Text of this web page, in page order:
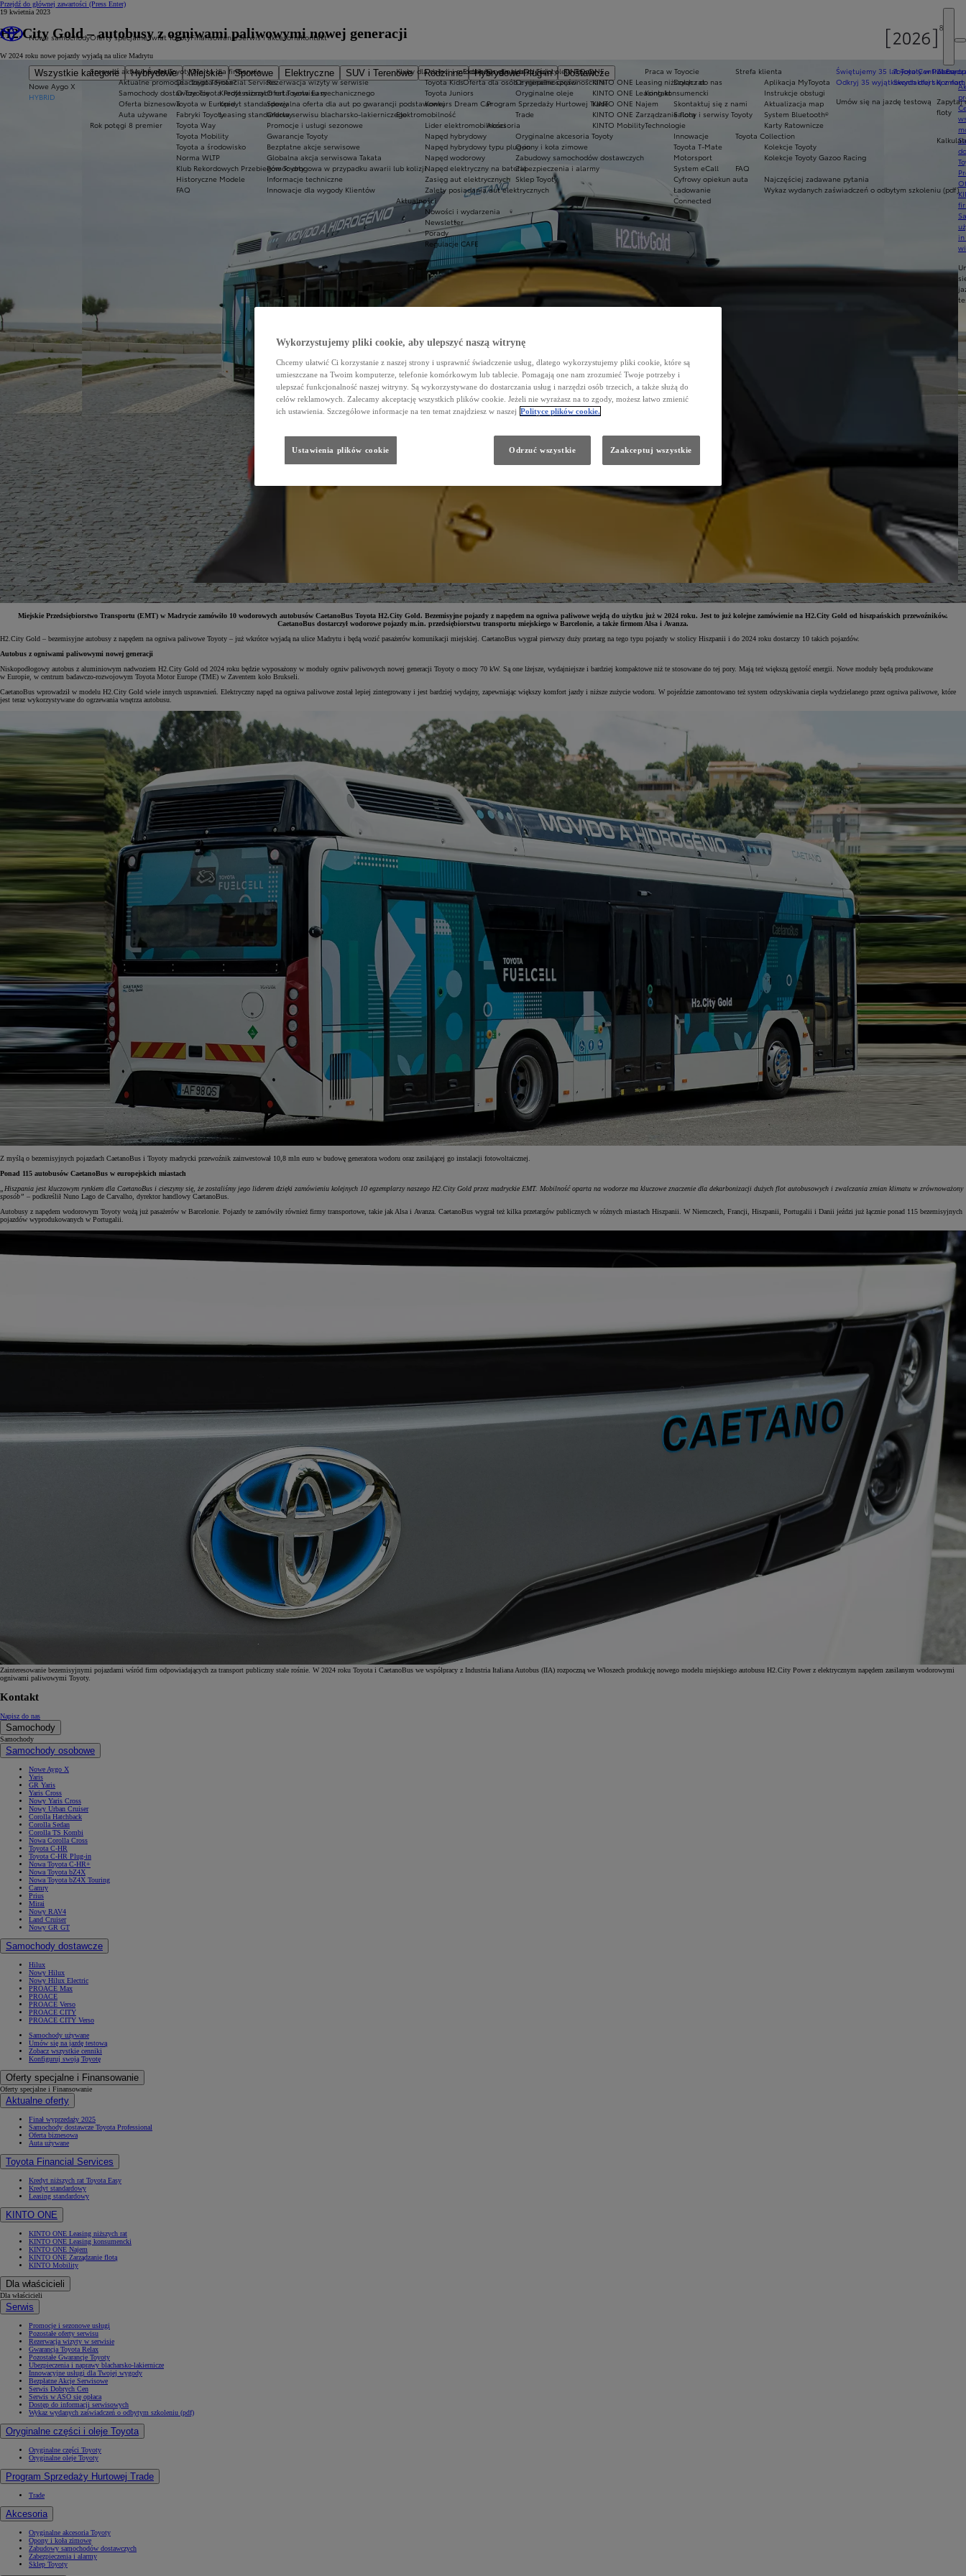
Przejdź do głównej zawartości (Press Enter)
Nowe samochody
Wszystkie kategorie Hybrydowe Miejskie Sportowe Elektryczne SUV i Terenowe Rodzinne Hybrydowe Plug-in
Dostawcze
Nowe Aygo X
HYBRID
Od81 900 zł
Yaris Cross
HYBRID
Od
Corolla Hatchback
HYBRID
Oferty specjalne
Sprawdź aktualne oferty
Aktualne promocje
Samochody dostawcze Toyota Professional
Oferta biznesowa
Auta używane
Rok potęgi 8 premier
Ekobonus dla hybryd Toyoty
Oferta dla osób z niepełnosprawnościami
Świętujemy 35 lat Toyoty w Polsce
Odkryj 35 wyjątkowych ofert
Umów się na jazdę testową
Świat Toyoty
Świat Toyoty
Dlaczego Toyota?
O Toyocie
Toyota w Europie
Fabryki Toyoty
Toyota Way
Toyota Mobility
Toyota a środowisko
Norma WLTP
Klub Rekordowych Przebiegów Toyoty
Historyczne Modele
FAQ
Kluby dla dzieci i młodzieży
Toyota Kids
Toyota Juniors
Konkurs Dream Car
Elektromobilność
Lider elektromobilności
Napęd hybrydowy
Napęd hybrydowy typu plug-in
Napęd wodorowy
Napęd elektryczny na baterię
Zasięg aut elektrycznych
Zalety posiadania aut elektrycznych
Aktualności
Nowości i wydarzenia
Newsletter
Porady
Regulacje CAFE
Praca w Toyocie
Dołącz do nas
Kontakt
Skontaktuj się z nami
Salony i serwisy Toyoty
Technologie
Innowacje
Toyota T-Mate
Motorsport
System eCall
Cyfrowy opiekun auta
Ładowanie
Connected
Toyota Central
Skontaktuj się z
Finansowanie
Oferta dla firm
Toyota Financial Services
Kredyt niższych rat Toyota Easy
Kredyt standardowy
Leasing standardowy
KINTO ONE
KINTO ONE Leasing niższych rat
KINTO ONE Leasing konsumencki
KINTO ONE Najem
KINTO ONE Zarządzanie flotą
KINTO Mobility
Komfort
Zapytaj
floty
Serwis i akcesoria
Serwis
Rezerwacja wizyty w serwisie
Oferta serwisu mechanicznego
Specjalna oferta dla aut po gwarancji podstawowej
Oferta serwisu blacharsko-lakierniczego
Promocje i usługi sezonowe
Gwarancje Toyoty
Bezpłatne akcje serwisowe
Globalna akcja serwisowa Takata
Pomoc drogowa w przypadku awarii lub kolizji
Informacje techniczne
Innowacje dla wygody Klientów
Oryginalne części i oleje Toyoty
Oryginalne części
Oryginalne oleje
Program Sprzedaży Hurtowej Trade
Trade
Akcesoria
Oryginalne akcesoria Toyoty
Opony i koła zimowe
Zabudowy samochodów dostawczych
Zabezpieczenia i alarmy
Sklep Toyoty
Strefa klienta
Aplikacja MyToyota
Instrukcje obsługi
Aktualizacja map
System Bluetooth®
Karty Ratownicze
Toyota Collection
Kolekcje Toyoty
Kolekcje Toyoty Gazoo Racing
FAQ
Najczęściej zadawane pytania
Wykaz wydanych zaświadczeń o odbytym szkoleniu (pdf)
Kontakt
19 kwietnia 2023
H2.City Gold – autobusy z ogniwami paliwowymi nowej generacji
W 2024 roku nowe pojazdy wyjadą na ulice Madrytu
Miejskie Przedsiębiorstwo Transportu (EMT) w Madrycie zamówiło 10 wodorowych autobusów CaetanoBus Toyota H2.City Gold. Bezemisyjne pojazdy z napędem na ogniwa paliwowe wejdą do użytku już w 2024 roku. Jest to już kolejne zamówienie na H2.City Gold od hiszpańskich przewoźników.
CaetanoBus dostarczył wodorowe pojazdy m.in. przedsiębiorstwu transportu miejskiego w Barcelonie, a także firmom Alsa i Avanza.
H2.City Gold – bezemisyjne autobusy z napędem na ogniwa paliwowe Toyoty – już wkrótce wyjadą na ulice Madrytu i będą wozić pasażerów komunikacji miejskiej. CaetanoBus wygrał pierwszy duży przetarg na tego typu pojazdy w stolicy Hiszpanii i do 2024 roku dostarczy 10 takich pojazdów.
Autobus z ogniwami paliwowymi nowej generacji
Niskopodłogowy autobus z aluminiowym nadwoziem H2.City Gold od 2024 roku będzie wyposażony w moduły ogniw paliwowych nowej generacji Toyoty o mocy 70 kW. Są one lżejsze, wydajniejsze i bardziej kompaktowe niż te stosowane do tej pory. Mają też większą gęstość energii. Nowe moduły będą produkowane
w Europie, w centrum badawczo-rozwojowym Toyota Motor Europe (TME) w Zaventem koło Brukseli.
CaetanoBus wprowadził w modelu H2.City Gold wiele innych usprawnień. Elektryczny napęd na ogniwa paliwowe został lepiej zintegrowany i jest bardziej wydajny, zapewniając większy komfort jazdy i niższe zużycie wodoru. W pojeździe zamontowano też system odzyskiwania ciepła wydzielanego przez ogniwa paliwowe, które
jest teraz wykorzystywane do ogrzewania wnętrza autobusu.
Z myślą o bezemisyjnych pojazdach CaetanoBus i Toyoty madrycki przewoźnik zainwestował 10,8 mln euro w budowę generatora wodoru oraz zasilającej go instalacji fotowoltaicznej.
Ponad 115 autobusów CaetanoBus w europejskich miastach
„Hiszpania jest kluczowym rynkiem dla CaetanoBus i cieszymy się, że zostaliśmy jego liderem dzięki zamówieniu kolejnych 10 egzemplarzy naszego H2.City Gold przez madryckie EMT. Mobilność oparta na wodorze ma kluczowe znaczenie dla dekarbonizacji dużych flot autobusowych i zwalczania zmian klimatu w zrównoważony
sposób” – podkreślił Nuno Lago de Carvalho, dyrektor handlowy CaetanoBus.
Autobusy z napędem wodorowym Toyoty wożą już pasażerów w Barcelonie. Pojazdy te zamówiły również firmy transportowe, takie jak Alsa i Avanza. CaetanoBus wygrał też kilka przetargów publicznych w różnych miastach Hiszpanii. W Niemczech, Francji, Hiszpanii, Portugalii i Danii jeździ już łącznie ponad 115 bezemisyjnych
pojazdów wyprodukowanych w Portugalii.
Zainteresowanie bezemisyjnymi pojazdami wśród firm odpowiadających za transport publiczny stale rośnie. W 2024 roku Toyota i CaetanoBus we współpracy z Industria Italiana Autobus (IIA) rozpoczną we Włoszech produkcję nowego modelu miejskiego autobusu H2.City Power z elektrycznym napędem zasilanym wodorowymi
ogniwami paliwowymi Toyoty.
Kontakt
Napisz do nas
Samochody
Samochody
Samochody osobowe
Nowe Aygo X
Yaris
GR Yaris
Yaris Cross
Nowy Yaris Cross
Nowy Urban Cruiser
Corolla Hatchback
Corolla Sedan
Corolla TS Kombi
Nowa Corolla Cross
Toyota C-HR
Toyota C-HR Plug-in
Nowa Toyota C-HR+
Nowa Toyota bZ4X
Nowa Toyota bZ4X Touring
Camry
Prius
Mirai
Nowy RAV4
Land Cruiser
Nowy GR GT
Samochody dostawcze
Hilux
Nowy Hilux
Nowy Hilux Electric
PROACE Max
PROACE
PROACE Verso
PROACE CITY
PROACE CITY Verso
Samochody używane
Umów się na jazdę testową
Zobacz wszystkie cenniki
Konfiguruj swoją Toyotę
Oferty specjalne i Finansowanie
Oferty specjalne i Finansowanie
Aktualne oferty
Finał wyprzedaży 2025
Samochody dostawcze Toyota Professional
Oferta biznesowa
Auta używane
Toyota Financial Services
Kredyt niższych rat Toyota Easy
Kredyt standardowy
Leasing standardowy
KINTO ONE
KINTO ONE Leasing niższych rat
KINTO ONE Leasing konsumencki
KINTO ONE Najem
KINTO ONE Zarządzanie flotą
KINTO Mobility
Dla właścicieli
Dla właścicieli
Serwis
Promocje i sezonowe usługi
Pozostałe oferty serwisu
Rezerwacja wizyty w serwisie
Gwarancja Toyota Relax
Pozostałe Gwarancje Toyoty
Ubezpieczenia i naprawy blacharsko-lakiernicze
Innowacyjne usługi dla Twojej wygody
Bezpłatne Akcje Serwisowe
Serwis Dobrych Cen
Serwis w ASO się opłaca
Dostęp do informacji serwisowych
Wykaz wydanych zaświadczeń o odbytym szkoleniu (pdf)
Oryginalne części i oleje Toyota
Oryginalne części Toyoty
Oryginalne oleje Toyoty
Program Sprzedaży Hurtowej Trade
Trade
Akcesoria
Oryginalne akcesoria Toyoty
Opony i koła zimowe
Zabudowy samochodów dostawczych
Zabezpieczenia i alarmy
Sklep Toyoty
Wykorzystujemy pliki cookie, aby ulepszyć naszą witrynę
Chcemy ułatwić Ci korzystanie z naszej strony i usprawnić świadczenie usług, dlatego wykorzystujemy pliki cookie, które są
umieszczane na Twoim komputerze, telefonie komórkowym lub tablecie. Pomagają one nam zrozumieć Twoje potrzeby i
ulepszać funkcjonalność naszej witryny. Są wykorzystywane do dostarczania usług i narzędzi osób trzecich, a także służą do
celów reklamowych. Zalecamy akceptację wszystkich plików cookie. Jeżeli nie wyrażasz na to zgody, możesz łatwo zmienić
ich ustawienia. Szczegółowe informacje na ten temat znajdziesz w naszej Polityce plików cookie.
Ustawienia plików cookie Odrzuć wszystkie Zaakceptuj wszystkie